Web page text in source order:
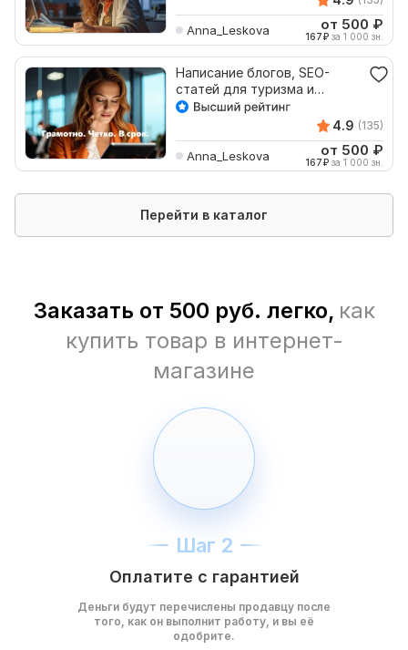
Anna_Leskova от 500 ₽
167₽ за 1 000 зн.
Написание блогов, SEO-
статей для туризма и
путешествий, лендинги
4.9 (135)
Anna_Leskova от 500 ₽
167₽ за 1 000 зн.
Перейти в каталог
Заказать от 500 руб. легко, как
купить товар в интернет-
магазине
Шаг 2
Оплатите с гарантией
Деньги будут перечислены продавцу после
того, как он выполнит работу, и вы её
одобрите.